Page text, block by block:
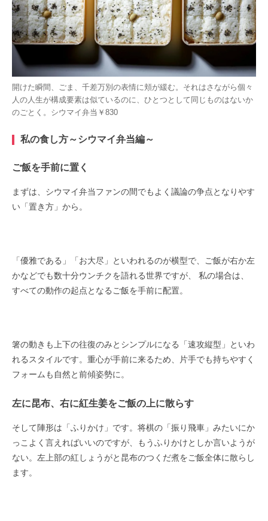
開けた瞬間、ごま、千差万別の表情に頬が緩む。それはさながら個々
人の人生が構成要素は似ているのに、ひとつとして同じものはないか
のごとく。シウマイ弁当￥830
私の食し方～シウマイ弁当編～
ご飯を手前に置く
まずは、シウマイ弁当ファンの間でもよく議論の争点となりやす
い「置き方」から。
「優雅である」「お大尽」といわれるのが横型で、ご飯が右か左
かなどでも数十分ウンチクを語れる世界ですが、 私の場合は、
すべての動作の起点となるご飯を手前に配置。
箸の動きも上下の往復のみとシンプルになる「速攻縦型」といわ
れるスタイルです。重心が手前に来るため、片手でも持ちやすく
フォームも自然と前傾姿勢に。
左に昆布、右に紅生姜をご飯の上に散らす
そして陣形は「ふりかけ」です。将棋の「振り飛車」みたいにか
っこよく言えればいいのですが、もうふりかけとしか言いようが
ない。左上部の紅しょうがと昆布のつくだ煮をご飯全体に散らし
ます。